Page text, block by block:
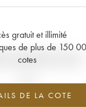
gratuit et illimité
de plus de 150
cotes
DE LA COTE
actuelle de la cote